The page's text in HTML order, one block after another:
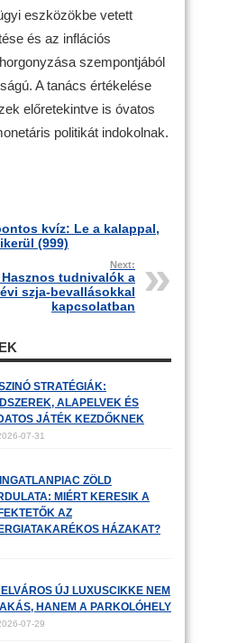
eszközökbe vetett
és az inflációs
szempontjából
A tanács értékelése
előretekintve is óvatos
politikát indokolnak.
kvíz: Le a kalappal,
(999)
Next:
tudnivalók a
szja-bevallásokkal
kapcsolatban
STRATÉGIÁK:
ALAPELVEK ÉS
JÁTÉK KEZDŐKNEK
07-31
ZÖLD
MIÉRT KERESIK A
AZ
HÁZAKAT?
ÚJ LUXUSCIKKE NEM
HANEM A PARKOLÓHELY
07-29